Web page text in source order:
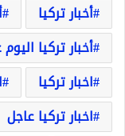
أخبار تركيا
أخبار تركيا
اخبار تركيا
اخبار تركيا عاجل